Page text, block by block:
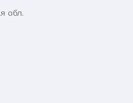
обл.